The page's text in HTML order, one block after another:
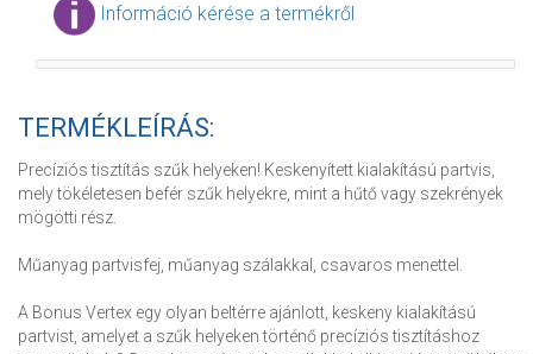
Információ kérése a termékről
TERMÉKLEÍRÁS:
Precíziós tisztítás szűk helyeken! Keskenyített kialakítású partvis,
mely tökéletesen befér szűk helyekre, mint a hűtő vagy szekrények
mögötti rész.
Műanyag partvisfej, műanyag szálakkal, csavaros menettel.
A Bonus Vertex egy olyan beltérre ajánlott, keskeny kialakítású
partvist, amelyet a szűk helyeken történő precíziós tisztításhoz